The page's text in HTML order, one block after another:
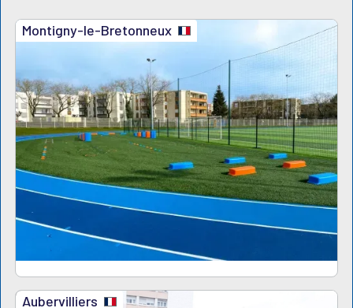
Montigny-le-Bretonneux
Aubervilliers